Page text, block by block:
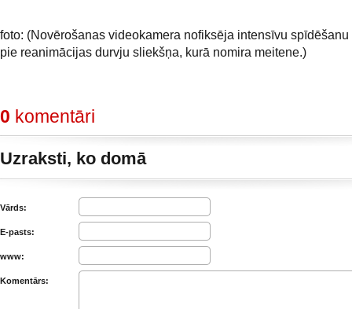
foto: (Novērošanas videokamera nofiksēja intensīvu spīdēšanu
pie reanimācijas durvju sliekšņa, kurā nomira meitene.)
0 komentāri
Uzraksti, ko domā
Vārds:
E-pasts:
www:
Komentārs: